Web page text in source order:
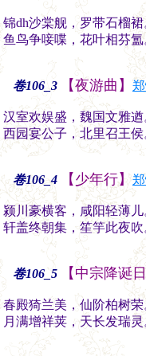
锦dh沙棠舰，罗带石榴
鱼鸟争唼喋，花叶相芬
卷106_3 【夜游曲】
汉室欢娱盛，魏国文雅
西园宴公子，北里召王
卷106_4 【少年行】
颍川豪横客，咸阳轻薄
轩盖终朝集，笙竽此夜
卷106_5 【中宗降诞
春殿猗兰美，仙阶柏树
月满增祥荚，天长发瑞